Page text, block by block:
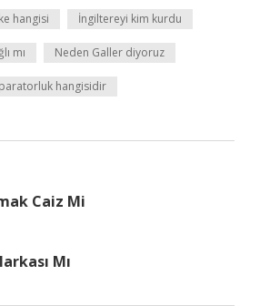
hangisi İngiltereyi kim kurdu
mı Neden Galler diyoruz
hangisidir
Caiz Mi
Mı